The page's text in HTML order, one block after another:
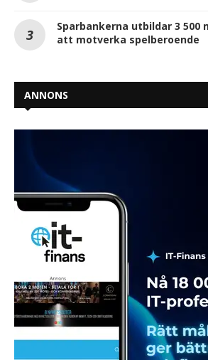
Sparbankerna utbildar 3
att motverka spelberoende
ANNONS